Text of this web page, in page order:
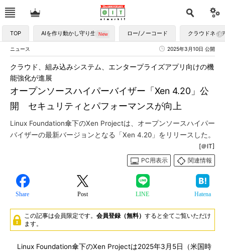
TOP AIを作り動かし守り生かす ロー/ノーコード クラウドネイ
ニュース 2025年3月10日 公開
オープンソースハイパーバイザー「Xen 4.20」公
開 セキュリティとパフォーマンスが向上
クラウド、組み込みシステム、エンタープライズアプリ向けの機
能強化が進展
Linux Foundation傘下のXen Projectは、オープンソースハイパー
バイザーの最新バージョンとなる「Xen 4.20」をリリースした。
[＠IT]
PC用表示
関連情報
Share Post LINE Hatena
この記事は会員限定です。 会員登録（無料） すると全てご覧いただけ
ます。
Linux Foundation傘下のXen Projectは2025年3月5日（米国時